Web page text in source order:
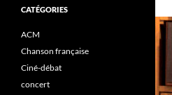
CATÉGORIES
ACM
Chanson française
Ciné-débat
concert